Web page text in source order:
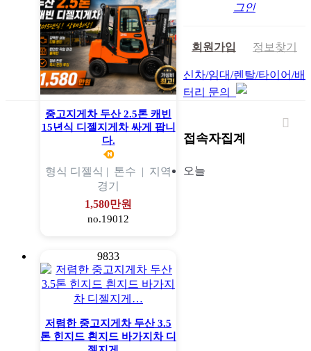
중고지게차 두산 2.5톤 캐빈
15년식 디젤지게차 싸게 팝니
다.
형식 디젤식 | 톤수 | 지역
경기
1,580만원
no.19012
9833
저렴한 중고지게차 두산 3.5
톤 힌지드 흰지드 바가지차 디
그인
회원가입 정보찾기
신차/임대/렌탈/타이어/배
터리 문의
접속자집계
오늘